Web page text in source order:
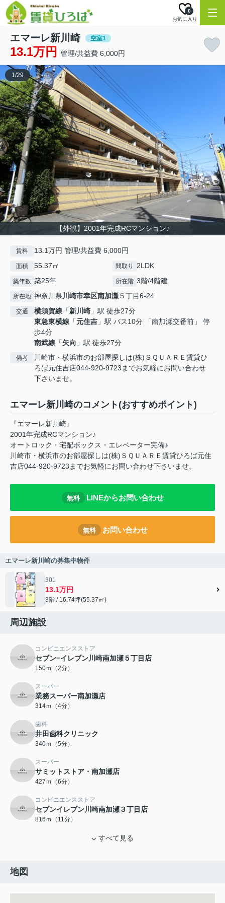
お気に入り
0
エマーレ新川崎 空室1
13.1万円 管理/共益費 6,000円
【外観】2001年完成RCマンション♪
1/29
賃料 13.1万円 管理/共益費 6,000円
面積 55.37㎡ 間取り 2LDK
築年数 築25年 所在階 3階/4階建
所在地 神奈川県川崎市幸区南加瀬５丁目6-24
交通 横須賀線 「新川崎 」駅 徒歩27分
東急東横線 「元住吉 」駅 バス10分 「南加瀬交番前」 停
歩4分
南武線 「矢向 」駅 徒歩27分
備考
川崎市・横浜市のお部屋探しは(株)ＳＱＵＡＲＥ賃貸ひ
ろば元住吉店044-920-9723までお気軽にお問い合わせ
下さいませ。
エマーレ新川崎のコメント(おすすめポイント)
『エマーレ新川崎』
2001年完成RCマンション♪
オートロック・宅配ボックス・エレベーター完備♪
川崎市・横浜市のお部屋探しは(株)ＳＱＵＡＲＥ賃貸ひろば元住
吉店044-920-9723までお気軽にお問い合わせ下さいませ。
無料 LINEからお問い合わせ
無料 お問い合わせ
エマーレ新川崎の募集中物件
301
13.1万円
3階 / 16.74坪(55.37㎡)
周辺施設
コンビニエンスストア
セブン−イレブン川崎南加瀬５丁目店
150ｍ（2分）
スーパー
業務スーパー南加瀬店
314ｍ（4分）
歯科
井田歯科クリニック
340ｍ（5分）
スーパー
サミットストア・南加瀬店
427ｍ（6分）
コンビニエンスストア
セブンイレブン川崎南加瀬３丁目店
816ｍ（11分）
すべて見る
地図